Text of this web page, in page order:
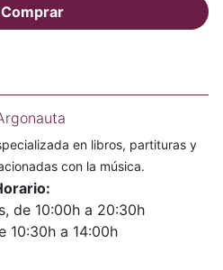
Comprar
en libros, partituras y
con la música.
de 10:00h a 20:30h
10:30h a 14:00h